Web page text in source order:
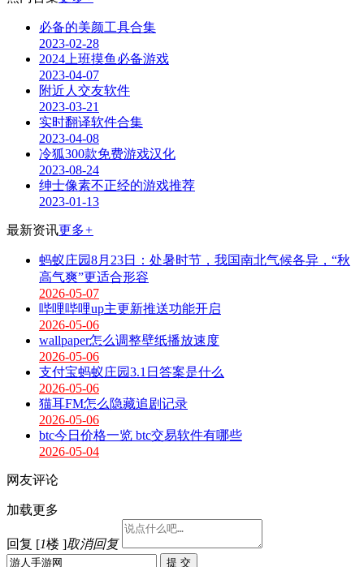
必备的美颜工具合集
2023-02-28
2024上班摸鱼必备游戏
2023-04-07
附近人交友软件
2023-03-21
实时翻译软件合集
2023-04-08
冷狐300款免费游戏汉化
2023-08-24
绅士像素不正经的游戏推荐
2023-01-13
最新资讯更多+
蚂蚁庄园8月23日：处暑时节，我国南北气候各异，“秋
高气爽”更适合形容
2026-05-07
哔哩哔哩up主更新推送功能开启
2026-05-06
wallpaper怎么调整壁纸播放速度
2026-05-06
支付宝蚂蚁庄园3.1日答案是什么
2026-05-06
猫耳FM怎么隐藏追剧记录
2026-05-06
btc今日价格一览 btc交易软件有哪些
2026-05-04
网友评论
加载更多
回复 [1楼 ]取消回复